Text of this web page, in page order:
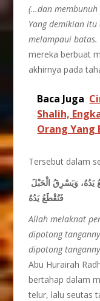
(…dan
Yang demikian itu
melampaui batas.
mereka berbuat
akhirnya pada
Baca Juga
Shalih,
Orang Yang
Tersebut dalam
يَدُهُ، وَيَسْرِقُ الْحَبْلَ
فَتُقْطَعُ يَدُهُ
Allah melaknat
dipotong
dipotong
Abu Hurairah
bertahap dalam
telur, lalu seutas